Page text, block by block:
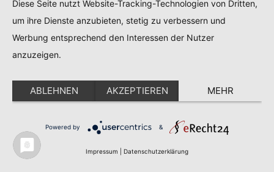
Diese Seite nutzt Website-Tracking-Technologien von Dritten,
um ihre Dienste anzubieten, stetig zu verbessern und
Werbung entsprechend den Interessen der Nutzer
anzuzeigen.
ABLEHNEN AKZEPTIEREN MEHR
Powered by &
Impressum Datenschutzerklärung